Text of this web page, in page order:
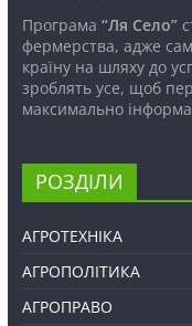
Програма “Ля Село”
фермерства, адже
країну на шляху до
зроблять усе, щоб
максимально
РОЗДІЛИ
АГРОТЕХНІКА
АГРОПОЛІТИКА
АГРОПРАВО